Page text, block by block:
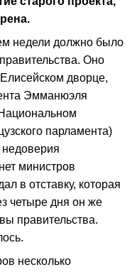
недели должно было
Оно
дворце,
Эмманюэля
парламента)
недоверия
министров
в отставку, которая
четыре дня он же
правительства.
несколько